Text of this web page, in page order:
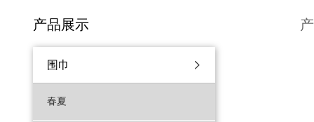
产品展示
围巾
春夏